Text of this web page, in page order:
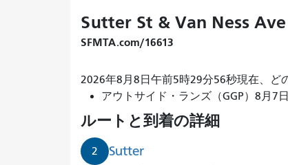
Sutter St & Van Ness
SFMTA.com/16613
2026年8月8日午前5時29分56秒現在、ど
アウトサイド・ランズ（GGP）8月7
ルートと到着の詳細
2 Sutter